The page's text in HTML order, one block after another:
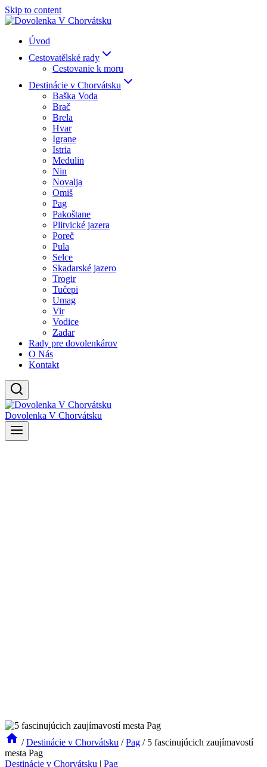
Skip to content
Úvod
Cestovatělské rady
Cestovanie k moru
Destinácie v Chorvátsku
Baška Voda
Brač
Brela
Hvar
Igrane
Istria
Medulin
Nin
Novalja
Omiš
Pag
Pakoštane
Plitvické jazera
Poreč
Pula
Selce
Skadarské jazero
Trogir
Tučepi
Umag
Vir
Vodice
Zadar
Rady pre dovolenkárov
O Nás
Kontakt
Dovolenka V Chorvátsku
/ Destinácie v Chorvátsku / Pag / 5 fascinujúcich zaujímavostí
mesta Pag
Destinácie v Chorvátsku | Pag